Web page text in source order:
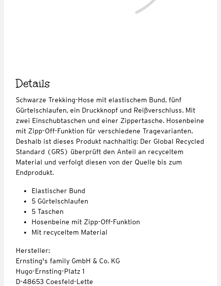
Details
Schwarze Trekking-Hose mit elastischem Bund, fünf
Gürtelschlaufen, ein Druckknopf und Reißverschluss. Mit
zwei Einschubtaschen und einer Zippertasche. Hosenbeine
mit Zipp-Off-Funktion für verschiedene Tragevarianten.
Deshalb ist dieses Produkt nachhaltig: Der Global Recycled
Standard (GRS) überprüft den Anteil an recyceltem
Material und verfolgt diesen von der Quelle bis zum
Endprodukt.
Elastischer Bund
5 Gürtelschlaufen
5 Taschen
Hosenbeine mit Zipp-Off-Funktion
Mit recyceltem Material
Hersteller:
Ernsting's family GmbH & Co. KG
Hugo-Ernsting-Platz 1
D-48653 Coesfeld-Lette